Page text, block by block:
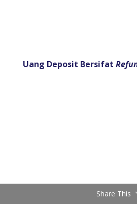
Uang Deposit Bersifat
Share This